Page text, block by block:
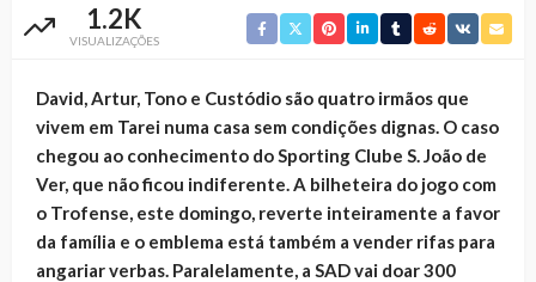
1.2K
VISUALIZAÇÕES
David, Artur, Tono e Custódio são quatro irmãos que
vivem em Tarei numa casa sem condições dignas. O caso
chegou ao conhecimento do Sporting Clube S. João de
Ver, que não ficou indiferente. A bilheteira do jogo com
o Trofense, este domingo, reverte inteiramente a favor
da família e o emblema está também a vender rifas para
angariar verbas. Paralelamente, a SAD vai doar 300